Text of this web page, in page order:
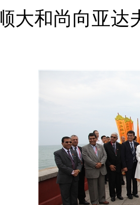
和尚向亚达